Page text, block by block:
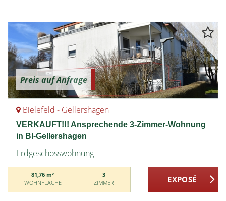
Preis auf Anfrage
Bielefeld - Gellershagen
VERKAUFT!!! Ansprechende 3-Zimmer-Wohnung
in BI-Gellershagen
Erdgeschosswohnung
81,76 m²
WOHNFLÄCHE
3
ZIMMER